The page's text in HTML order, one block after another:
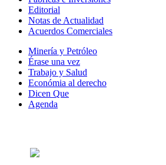
Editorial
Notas de Actualidad
Acuerdos Comerciales
Minería y Petróleo
Érase una vez
Trabajo y Salud
Económia al derecho
Dicen Que
Agenda